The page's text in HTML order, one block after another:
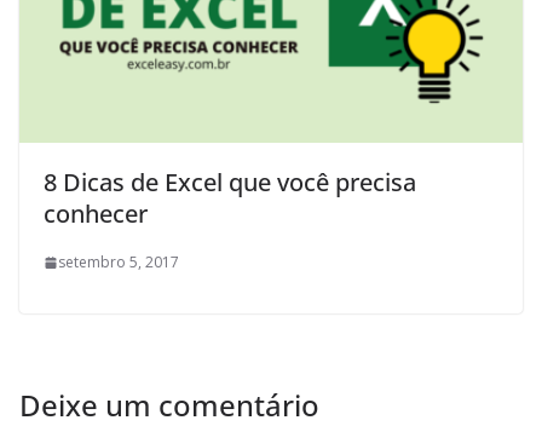
8 Dicas de Excel que você precisa
conhecer
setembro 5, 2017
Deixe um comentário